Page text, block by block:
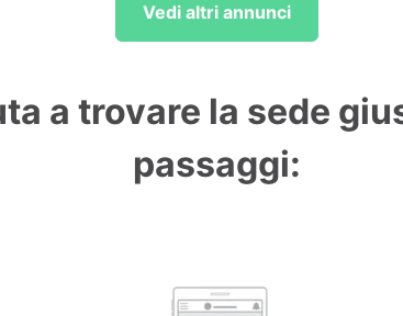
Vedi altri annunci
a trovare la sede
passaggi: